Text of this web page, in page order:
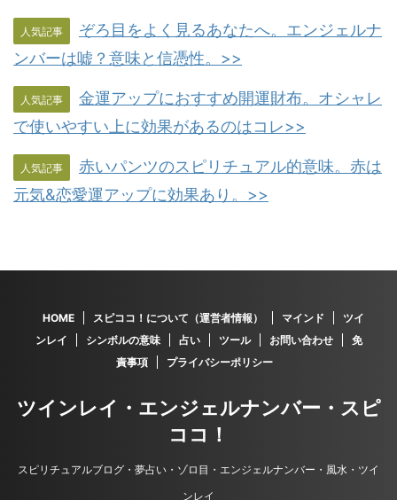
人気記事
ぞろ目をよく見るあなたへ。エンジェルナ
ンバーは嘘？意味と信憑性。>>
人気記事
金運アップにおすすめ開運財布。オシャレ
で使いやすい上に効果があるのはコレ>>
人気記事
赤いパンツのスピリチュアル的意味。赤は
元気&恋愛運アップに効果あり。>>
HOME スピココ！について（運営者情報） マインド
ツイ
ンレイ
シンボルの意味 占い ツール お問い合わせ
免
責事項
プライバシーポリシー
ツインレイ・エンジェルナンバー・スピ
ココ！
スピリチュアルブログ・夢占い・ゾロ目・エンジェルナンバー・風水・ツイ
ンレイ